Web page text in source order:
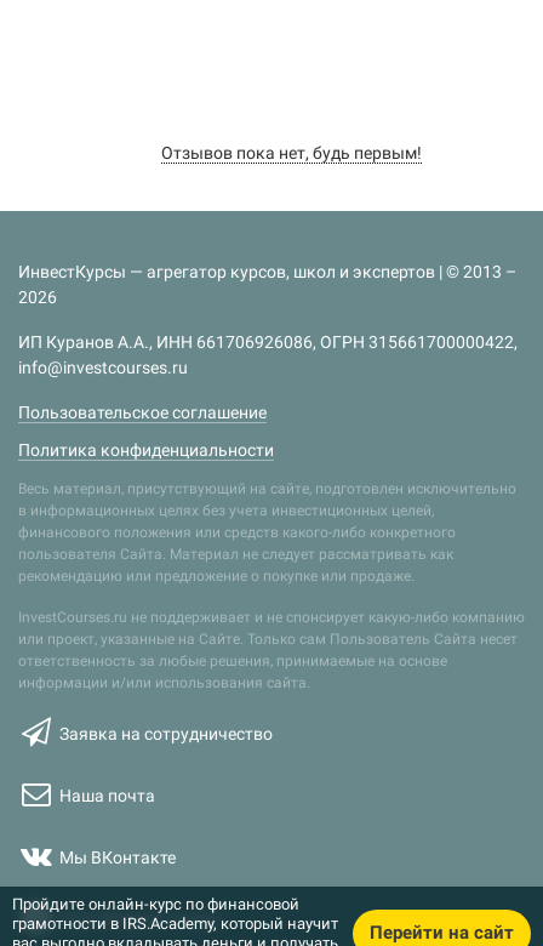
Отзывов пока нет, будь первым!
Пройдите онлайн-курс по финансовой
грамотности в IRS.Academy, который научит
Перейти на сайт
ИнвестКурсы — агрегатор курсов, школ и экспертов | © 2013 –
2026
ИП Куранов А.А., ИНН 661706926086, ОГРН 315661700000422,
info@investcourses.ru
Пользовательское соглашение
Политика конфиденциальности
Весь материал, присутствующий на сайте, подготовлен исключительно
в информационных целях без учета инвестиционных целей,
финансового положения или средств какого-либо конкретного
пользователя Сайта. Материал не следует рассматривать как
рекомендацию или предложение о покупке или продаже.
InvestCourses.ru не поддерживает и не спонсирует какую-либо компанию
или проект, указанные на Сайте. Только сам Пользователь Сайта несет
ответственность за любые решения, принимаемые на основе
информации и/или использования сайта.
Заявка на сотрудничество
Наша почта
Мы ВКонтакте
Наш Telegram-канал